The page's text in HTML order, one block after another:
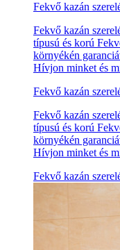
Fekvő kazán
Fekvő kazán
típusú és korú
környékén
Hívjon minket és
Fekvő kazán
Fekvő kazán
típusú és korú
környékén
Hívjon minket és
Fekvő kazán